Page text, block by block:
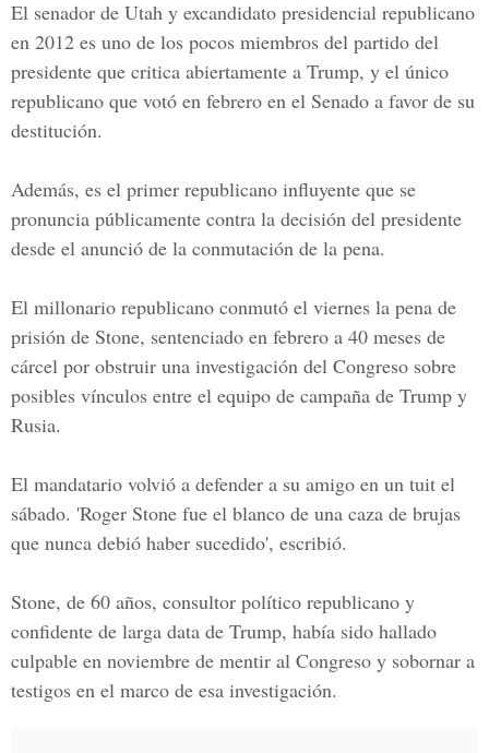
El senador de Utah y excandidato presidencial republicano
en 2012 es uno de los pocos miembros del partido del
presidente que critica abiertamente a Trump, y el único
republicano que votó en febrero en el Senado a favor de su
destitución.
Además, es el primer republicano influyente que se
pronuncia públicamente contra la decisión del presidente
desde el anunció de la conmutación de la pena.
El millonario republicano conmutó el viernes la pena de
prisión de Stone, sentenciado en febrero a 40 meses de
cárcel por obstruir una investigación del Congreso sobre
posibles vínculos entre el equipo de campaña de Trump y
Rusia.
El mandatario volvió a defender a su amigo en un tuit el
sábado. 'Roger Stone fue el blanco de una caza de brujas
que nunca debió haber sucedido', escribió.
Stone, de 60 años, consultor político republicano y
confidente de larga data de Trump, había sido hallado
culpable en noviembre de mentir al Congreso y sobornar a
testigos en el marco de esa investigación.